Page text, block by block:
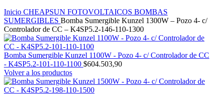
Inicio CHEAPSUN FOTOVOLTAICOS BOMBAS
SUMERGIBLES Bomba Sumergible Kunzel 1300W – Pozo 4- c/
Controlador de CC – K4SP5.2-146-110-1300
Bomba Sumergible Kunzel 1100W - Pozo 4- c/ Controlador de CC
- K4SP5.2-101-110-1100 $604.503,90
Volver a los productos